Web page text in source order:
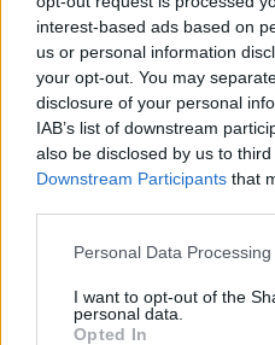
interest-based ads based on
us or personal information
your opt-out. You may
disclosure of your personal
IAB’s list of downstream
also be disclosed by us to
Downstream Participants that
Personal Data
I want to opt-out of the
personal data.
Opted In